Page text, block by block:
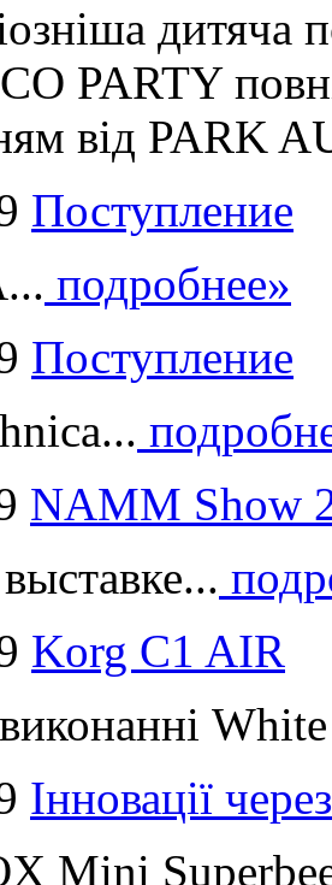
дитяча
PARTY
від PARK
Поступление
подробнее»
Поступление
NAMM Show
Korg C1 AIR
Інновації
Mini